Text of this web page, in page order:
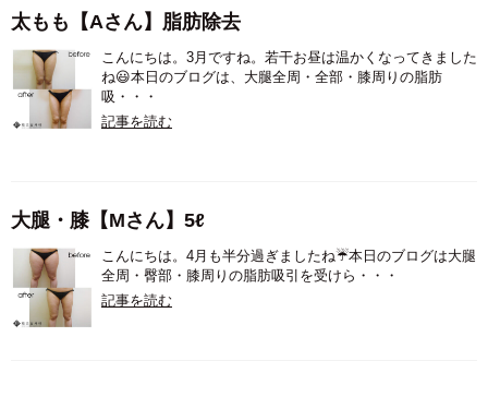
太もも【Aさん】脂肪除去
こんにちは。3月ですね。若干お昼は温かくなってきました
ね😃本日のブログは、大腿全周・全部・膝周りの脂肪
吸・・・
記事を読む
大腿・膝【Mさん】5ℓ
こんにちは。4月も半分過ぎましたね☔️本日のブログは大腿
全周・臀部・膝周りの脂肪吸引を受けら・・・
記事を読む